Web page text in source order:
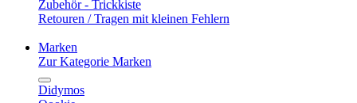
Zubehör - Trickkiste
Retouren / Tragen mit kleinen Fehlern
Marken
Zur Kategorie Marken
Didymos